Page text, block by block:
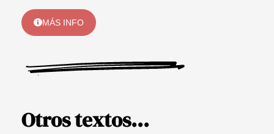
MÁS INFO
Otros textos...